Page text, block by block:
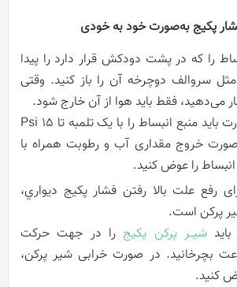
پکیج به‌صورت خود به خودی
را که در پشت دودکش قرار دارد را پیدا
سروالف دوچرخه آن را باز کنید. وقتی
می‌دهید، فقط باید هوا از آن خارج شود.
در غیر این‌صورت باید منبع انبساط را با یک تلمبه تا ۱۵ Psi
صورت خروج مقداری آب و رطوبت همراه با
انبساط را عوض کنید.
رفع علت بالا رفتن فشار پکيج ديواري،
پرکن است.
بایدشیــر پرکن پکیج را در جهت حرکت
بچرخانید. در صورت خرابی شیر پرکن،
کنید.